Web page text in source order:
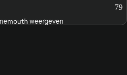
79
weergeven